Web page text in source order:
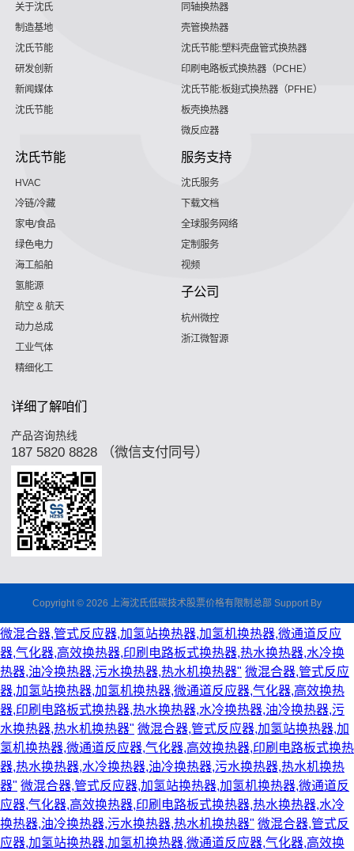
关于沈氏
制造基地
沈氏节能
研发创新
新闻媒体
沈氏节能
同轴换热器
壳管换热器
沈氏节能:塑料壳盘管式换热器
印刷电路板式换热器（PCHE）
沈氏节能:板翅式换热器（PFHE）
板壳换热器
微反应器
沈氏节能
HVAC
冷链/冷藏
家电/食品
绿色电力
海工船舶
氢能源
航空 & 航天
动力总成
工业气体
精细化工
服务支持
沈氏服务
下载文档
全球服务网络
定制服务
视频
子公司
杭州微控
浙江微智源
详细了解咱们
产品咨询热线
187 5820 8828 （微信支付同号）
Copyright © 2026 上海沈氏低碳技术股票价格有限制总部 Support By
微混合器,管式反应器,加氢站换热器,加氢机换热器,微通道反应
器,气化器,高效换热器,印刷电路板式换热器,热水换热器,水冷换
热器,油冷换热器,污水换热器,热水机换热器" 微混合器,管式反应
器,加氢站换热器,加氢机换热器,微通道反应器,气化器,高效换热
器,印刷电路板式换热器,热水换热器,水冷换热器,油冷换热器,污
水换热器,热水机换热器" 微混合器,管式反应器,加氢站换热器,加
氢机换热器,微通道反应器,气化器,高效换热器,印刷电路板式换热
器,热水换热器,水冷换热器,油冷换热器,污水换热器,热水机换热
器" 微混合器,管式反应器,加氢站换热器,加氢机换热器,微通道反
应器,气化器,高效换热器,印刷电路板式换热器,热水换热器,水冷
换热器,油冷换热器,污水换热器,热水机换热器" 微混合器,管式反
应器,加氢站换热器,加氢机换热器,微通道反应器,气化器,高效换